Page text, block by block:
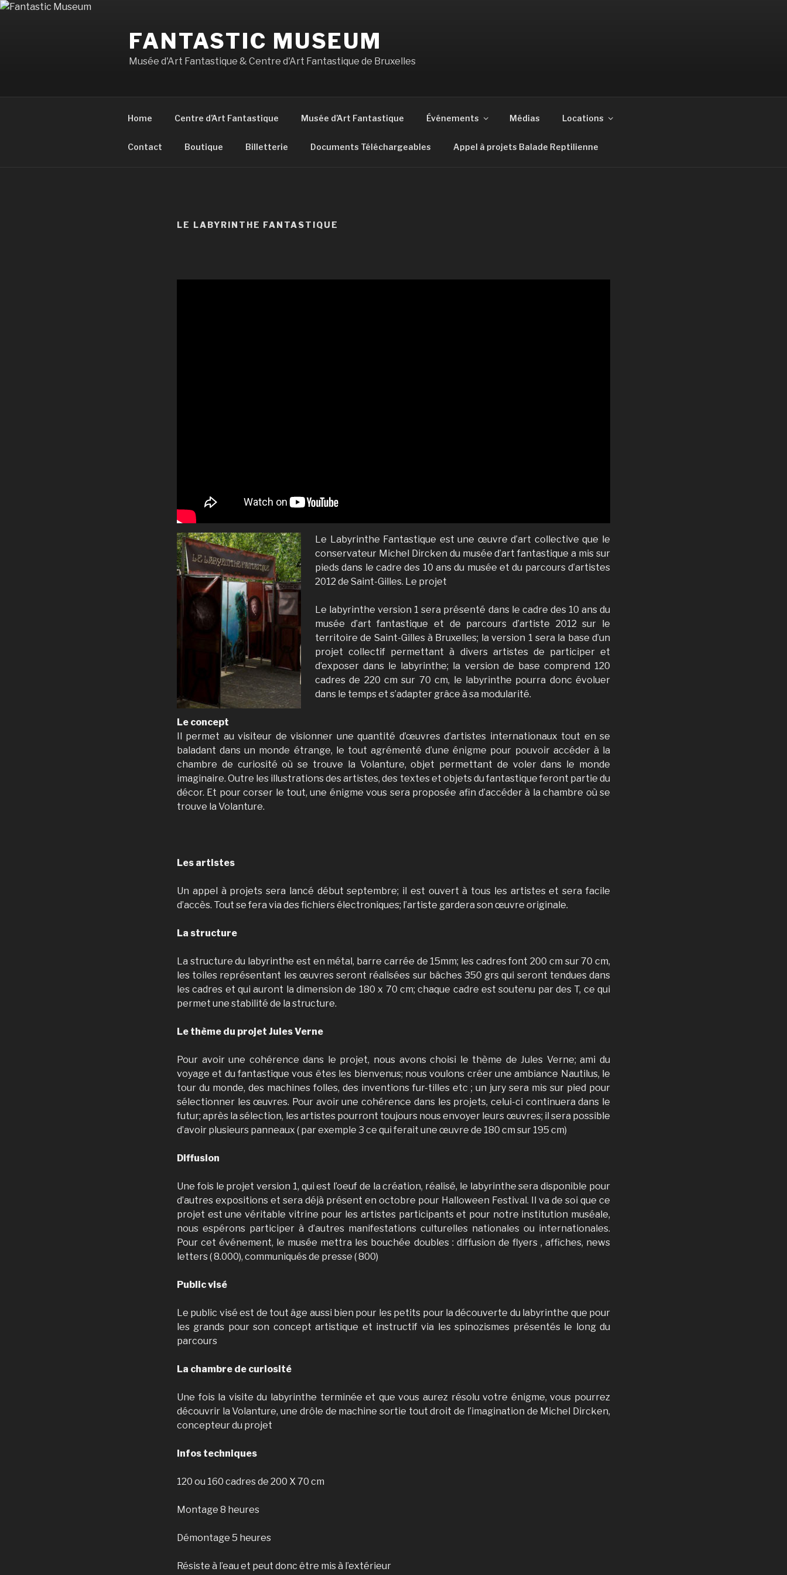
Aller
FANTASTIC MUSEUM
Musée d'Art Fantastique & Centre d'Art Fantastique de Bruxelles
Home Centre d’Art Fantastique Musée d’Art Fantastique Événements Médias Locations
Contact Boutique Billetterie Documents Téléchargeables Appel à projets Balade Reptilienne
LE LABYRINTHE FANTASTIQUE
Le Labyrinthe Fantastique est une œuvre d’art collective que le
conservateur Michel Dircken du musée d’art fantastique a mis sur
pieds dans le cadre des 10 ans du musée et du parcours d’artistes
2012 de Saint-Gilles. Le projet
Le labyrinthe version 1 sera présenté dans le cadre des 10 ans du
musée d’art fantastique et de parcours d’artiste 2012 sur le
territoire de Saint-Gilles à Bruxelles; la version 1 sera la base d’un
projet collectif permettant à divers artistes de participer et
d’exposer dans le labyrinthe; la version de base comprend 120
cadres de 220 cm sur 70 cm, le labyrinthe pourra donc évoluer
dans le temps et s’adapter grâce à sa modularité.
Le concept
Il permet au visiteur de visionner une quantité d’œuvres d’artistes internationaux tout en se
baladant dans un monde étrange, le tout agrémenté d’une énigme pour pouvoir accéder à la
chambre de curiosité où se trouve la Volanture, objet permettant de voler dans le monde
imaginaire. Outre les illustrations des artistes, des textes et objets du fantastique feront partie du
décor. Et pour corser le tout, une énigme vous sera proposée afin d’accéder à la chambre où se
trouve la Volanture.
Les artistes
Un appel à projets sera lancé début septembre; il est ouvert à tous les artistes et sera facile
d’accès. Tout se fera via des fichiers électroniques; l’artiste gardera son œuvre originale.
La structure
La structure du labyrinthe est en métal, barre carrée de 15mm; les cadres font 200 cm sur 70 cm,
les toiles représentant les œuvres seront réalisées sur bâches 350 grs qui seront tendues dans
les cadres et qui auront la dimension de 180 x 70 cm; chaque cadre est soutenu par des T, ce qui
permet une stabilité de la structure.
Le thème du projet Jules Verne
Pour avoir une cohérence dans le projet, nous avons choisi le thème de Jules Verne; ami du
voyage et du fantastique vous êtes les bienvenus; nous voulons créer une ambiance Nautilus, le
tour du monde, des machines folles, des inventions fur-tilles etc ; un jury sera mis sur pied pour
sélectionner les œuvres. Pour avoir une cohérence dans les projets, celui-ci continuera dans le
futur; après la sélection, les artistes pourront toujours nous envoyer leurs œuvres; il sera possible
d’avoir plusieurs panneaux ( par exemple 3 ce qui ferait une œuvre de 180 cm sur 195 cm)
Diffusion
Une fois le projet version 1, qui est l’oeuf de la création, réalisé, le labyrinthe sera disponible pour
d’autres expositions et sera déjà présent en octobre pour Halloween Festival. Il va de soi que ce
projet est une véritable vitrine pour les artistes participants et pour notre institution muséale,
nous espérons participer à d’autres manifestations culturelles nationales ou internationales.
Pour cet événement, le musée mettra les bouchée doubles : diffusion de flyers , affiches, news
letters ( 8.000), communiqués de presse ( 800)
Public visé
Le public visé est de tout âge aussi bien pour les petits pour la découverte du labyrinthe que pour
les grands pour son concept artistique et instructif via les spinozismes présentés le long du
parcours
La chambre de curiosité
Une fois la visite du labyrinthe terminée et que vous aurez résolu votre énigme, vous pourrez
découvrir la Volanture, une drôle de machine sortie tout droit de l’imagination de Michel Dircken,
concepteur du projet
Infos techniques
120 ou 160 cadres de 200 X 70 cm
Montage 8 heures
Démontage 5 heures
Résiste à l’eau et peut donc être mis à l’extérieur